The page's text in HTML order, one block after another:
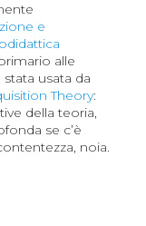
e
alle
usata da
Theory:
della teoria,
se c’è
noia.